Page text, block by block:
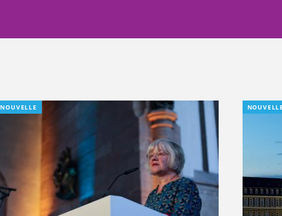
NOUVELLE NOUVELLE